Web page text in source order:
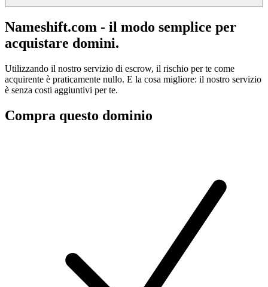
Nameshift.com - il modo semplice per
acquistare domini.
Utilizzando il nostro servizio di escrow, il rischio per te come
acquirente è praticamente nullo. E la cosa migliore: il nostro servizio
è senza costi aggiuntivi per te.
Compra questo dominio